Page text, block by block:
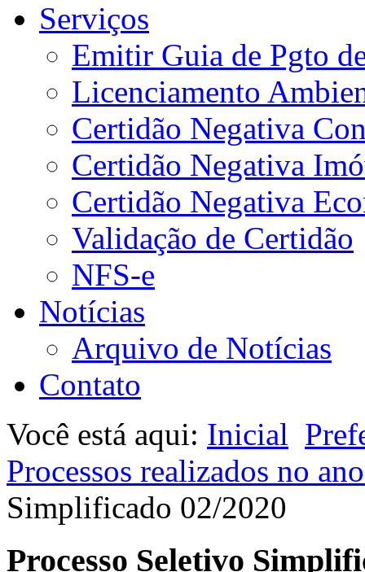
Serviços
Emitir Guia de Pgto
Licenciamento
Certidão Negativa
Certidão Negativa
Certidão Negativa
Validação de Certidão
NFS-e
Notícias
Arquivo de Notícias
Contato
Você está aqui: Inicial
Processos realizados no
Simplificado 02/2020
Processo Seletivo